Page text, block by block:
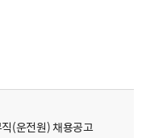
(운전원) 채용공고